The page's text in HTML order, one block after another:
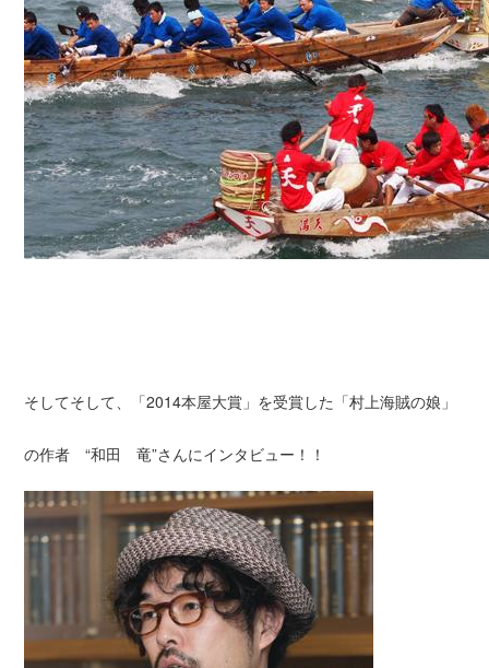
そしてそして、「2014本屋大賞」を受賞した「村上海賊の娘」
の作者 “和田 竜”さんにインタビュー！！